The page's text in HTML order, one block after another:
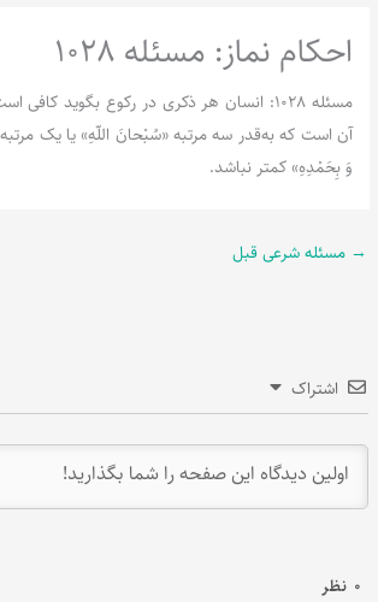
احکام نماز: مسئله 1028
مسئله 1028: انسان هر ذکری در رکوع بگوید
آن است که به‌قدر سه مرتبه «سُبْحانَ اللّه‌ِ» یا یک
وَ بِحَمْدِهِ» کمتر نباشد.
→ مسئله شرعی قبل
اشتراک
0 نظر